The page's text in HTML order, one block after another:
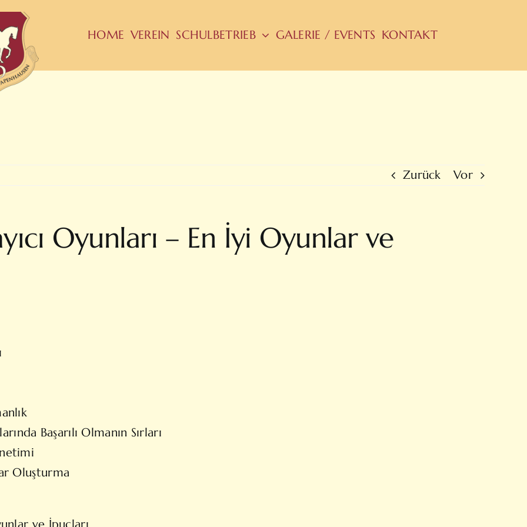
HOME VEREIN SCHULBETRIEB GALERIE / EVENTS KONTAKT
Zurück Vor
Oyunları – En İyi Oyunlar ve
Başarılı Olmanın Sırları
Oluşturma